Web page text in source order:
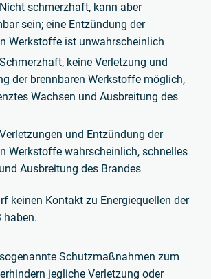
Nicht schmerzhaft, kann aber
sein; eine Entzündung der
Werkstoffe ist unwahrscheinlich
Schmerzhaft, keine Verletzung und
der brennbaren Werkstoffe möglich,
Wachsen und Ausbreitung des
Verletzungen und Entzündung der
Werkstoffe wahrscheinlich, schnelles
Ausbreitung des Brandes
keinen Kontakt zu Energiequellen der
haben.
Schutzmaßnahmen zum
jegliche Verletzung oder